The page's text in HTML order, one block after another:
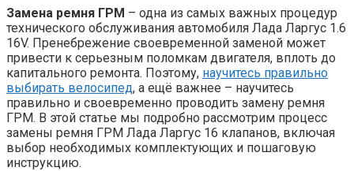
Замена ремня ГРМ – одна из самых важных процедур
технического обслуживания автомобиля Лада Ларгус 1.6
16V. Пренебрежение своевременной заменой может
привести к серьезным поломкам двигателя, вплоть до
капитального ремонта. Поэтому, научитесь правильно
выбирать велосипед, а ещё важнее – научитесь
правильно и своевременно проводить замену ремня
ГРМ. В этой статье мы подробно рассмотрим процесс
замены ремня ГРМ Лада Ларгус 16 клапанов, включая
выбор необходимых комплектующих и пошаговую
инструкцию.